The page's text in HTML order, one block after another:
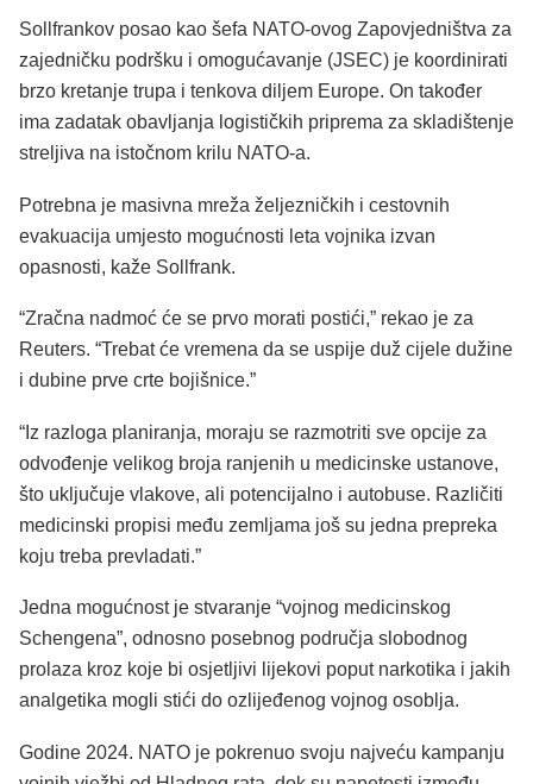
Sollfrankov posao kao šefa NATO-ovog Zapovjedništva za
zajedničku podršku i omogućavanje (JSEC) je koordinirati
brzo kretanje trupa i tenkova diljem Europe. On također
ima zadatak obavljanja logističkih priprema za skladištenje
streljiva na istočnom krilu NATO-a.
Potrebna je masivna mreža željezničkih i cestovnih
evakuacija umjesto mogućnosti leta vojnika izvan
opasnosti, kaže Sollfrank.
“Zračna nadmoć će se prvo morati postići,” rekao je za
Reuters. “Trebat će vremena da se uspije duž cijele dužine
i dubine prve crte bojišnice.”
“Iz razloga planiranja, moraju se razmotriti sve opcije za
odvođenje velikog broja ranjenih u medicinske ustanove,
što uključuje vlakove, ali potencijalno i autobuse. Različiti
medicinski propisi među zemljama još su jedna prepreka
koju treba prevladati.”
Jedna mogućnost je stvaranje “vojnog medicinskog
Schengena”, odnosno posebnog područja slobodnog
prolaza kroz koje bi osjetljivi lijekovi poput narkotika i jakih
analgetika mogli stići do ozlijeđenog vojnog osoblja.
Godine 2024. NATO je pokrenuo svoju najveću kampanju